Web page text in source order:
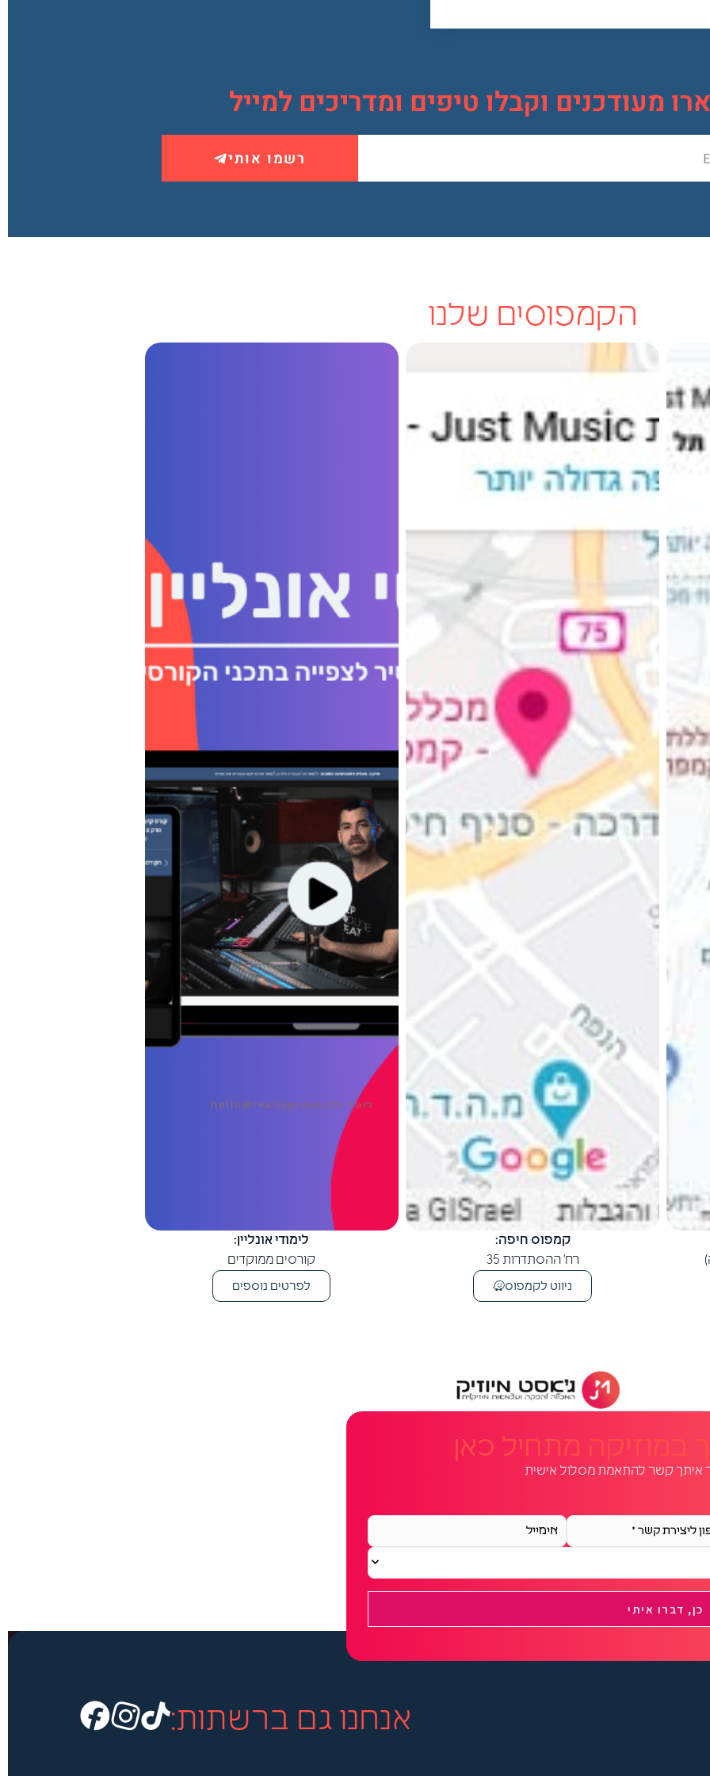
מעודכנים וקבלו טיפים ומדריכים למייל
רשמו אותי
הקמפוסים שלנו
קמפוס חיפה:
רח' ההסתדרות 35
ניווט לקמפוס
לימודי אונליין:
קורסים ממוקדים
לפרטים נוספים
מתחיל כאן
איתך קשר להתאמת מסלול אישית
e
m
a
l
אנחנו גם ברשתות: